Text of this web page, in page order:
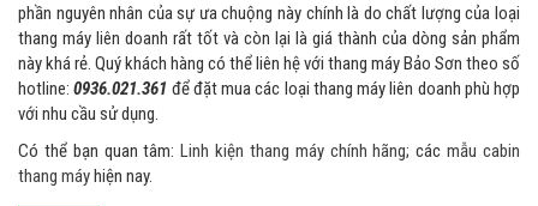
phần nguyên nhân của sự ưa chuộng này chính là do chất lượng của loại
thang máy liên doanh rất tốt và còn lại là giá thành của dòng sản phẩm
này khá rẻ. Quý khách hàng có thể liên hệ với thang máy Bảo Sơn theo số
hotline:0936.021.361 để đặt mua các loại thang máy liên doanh phù hợp
với nhu cầu sử dụng.
Có thể bạn quan tâm:Linh kiện thang máy chính hãng; cácmẫu cabin
thang máyhiện nay.